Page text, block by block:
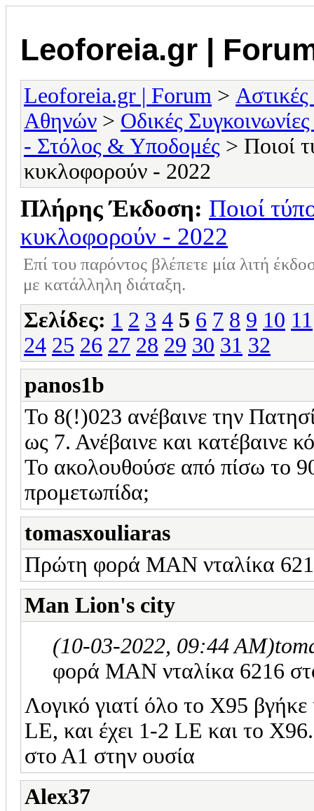
Leoforeia.gr |
Leoforeia.gr | Forum >
Αθηνών > Οδικές
- Στόλος & Υποδομές > Ποιοί
κυκλοφορούν - 2022
Πλήρης Έκδοση: Ποιοί
κυκλοφορούν - 2022
Επί του παρόντος βλέπετε μία λιτή
με κατάλληλη διάταξη.
Σελίδες: 1 2 3 4 5 6 7 8 9 10 11
24 25 26 27 28 29 30 31 32
panos1b
Το 8(!)023 ανέβαινε την
ως 7. Ανέβαινε και κατέβαινε
Το ακολουθούσε από πίσω το
προμετωπίδα;
tomasxouliaras
Πρώτη φορά MAN νταλίκα
Man Lion's city
(10-03-2022, 09:44 AM)
φορά MAN νταλίκα 6216
Λογικό γιατί όλο το Χ95
LE, και έχει 1-2 LE και το
στο Α1 στην ουσία
Alex37